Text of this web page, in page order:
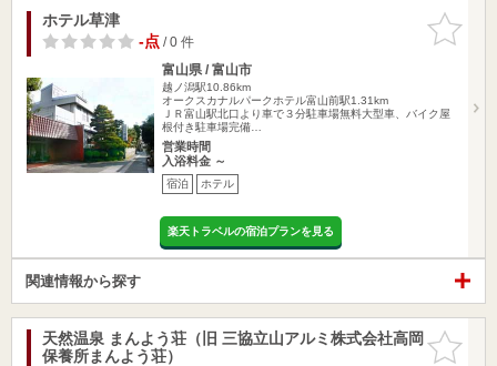
お気に入
りに追加
ホテル草津
-点/ 0 件
富山県 / 富山市
越ノ潟駅10.86km
オークスカナルパークホテル富山前駅1.31km
ＪＲ富山駅北口より車で３分駐車場無料大型車、バイク屋
根付き駐車場完備…
営業時間
入浴料金 ～
宿泊 ホテル
楽天トラベルの宿泊プランを見る
関連情報から探す
お気に入
りに追加
天然温泉 まんよう荘（旧 三協立山アルミ株式会社高岡
保養所まんよう荘）